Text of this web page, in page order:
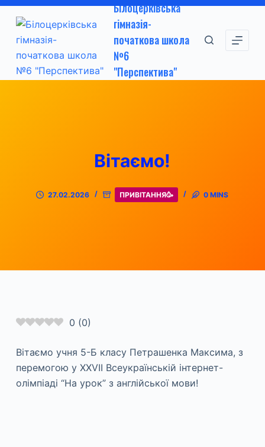
П
е
р
е
й
Білоцерківська
гімназія-
початкова школа
№6
"Перспектива"
Вітаємо!
27.02.2026 ПРИВІТАННЯ🥳 0 MINS
0 (0)
Вітаємо учня 5-Б класу Петрашенка Максима, з
перемогою у XXVII Всеукраїнській інтернет-
олімпіаді “На урок” з англійської мови!